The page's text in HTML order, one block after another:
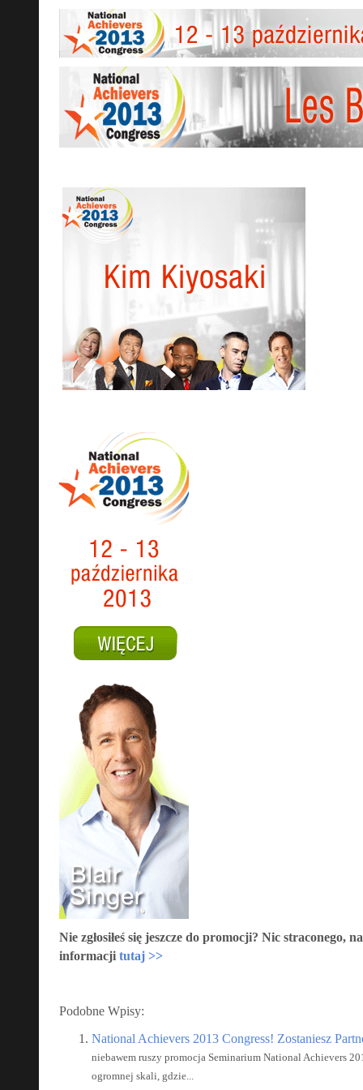
Nie zgłosiłeś się jeszcze do promocji? Nic straconego,
informacji tutaj >>
Podobne Wpisy:
National Achievers 2013 Congress! Zostaniesz
niebawem ruszy promocja Seminarium National Achievers
ogromnej skali, gdzie...